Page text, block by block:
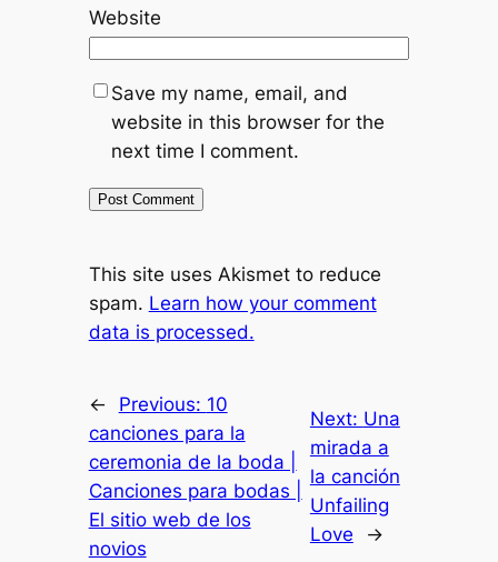
Website
Save my name, email, and
website in this browser for the
next time I comment.
This site uses Akismet to reduce
spam. Learn how your comment
data is processed.
← Previous: 10
canciones para la
ceremonia de la boda |
Canciones para bodas |
El sitio web de los
novios
Next: Una
mirada a
la canción
Unfailing
Love
→